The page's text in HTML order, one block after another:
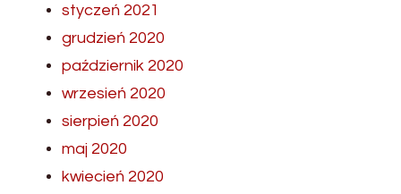
styczeń 2021
grudzień 2020
październik 2020
wrzesień 2020
sierpień 2020
maj 2020
kwiecień 2020